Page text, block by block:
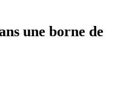
une borne de